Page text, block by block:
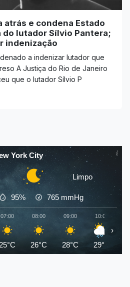
atrás e condena Estado
lutador Sílvio Pantera;
indenização
a indenizar lutador que
A Justiça do Rio de Janeiro
que o lutador Sílvio P
York City
Limpo
95% 765 mmHg
07:00 08:00
26°C
09:00
28°C
10:00
29°C
›